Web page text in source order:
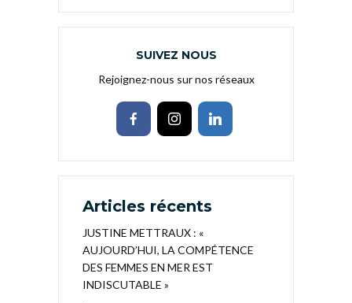
SUIVEZ NOUS
Rejoignez-nous sur nos réseaux
Articles récents
JUSTINE METTRAUX : «
AUJOURD’HUI, LA COMPÉTENCE
DES FEMMES EN MER EST
INDISCUTABLE »